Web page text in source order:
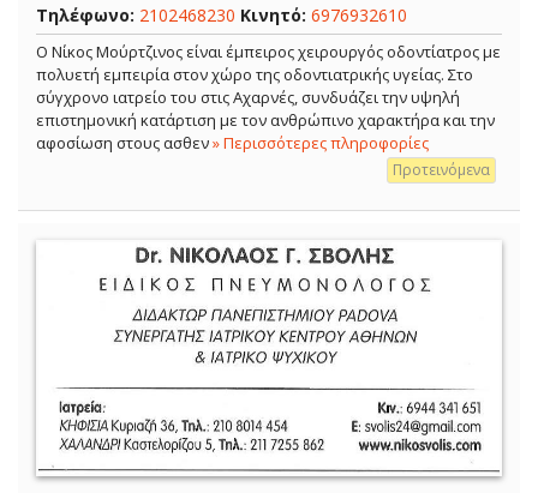
Τηλέφωνο: 2102468230 Κινητό: 6976932610
Ο Νίκος Μούρτζινος είναι έμπειρος χειρουργός οδοντίατρος με
πολυετή εμπειρία στον χώρο της οδοντιατρικής υγείας. Στο
σύγχρονο ιατρείο του στις Αχαρνές, συνδυάζει την υψηλή
επιστημονική κατάρτιση με τον ανθρώπινο χαρακτήρα και την
αφοσίωση στους ασθεν» Περισσότερες πληροφορίες
Προτεινόμενα